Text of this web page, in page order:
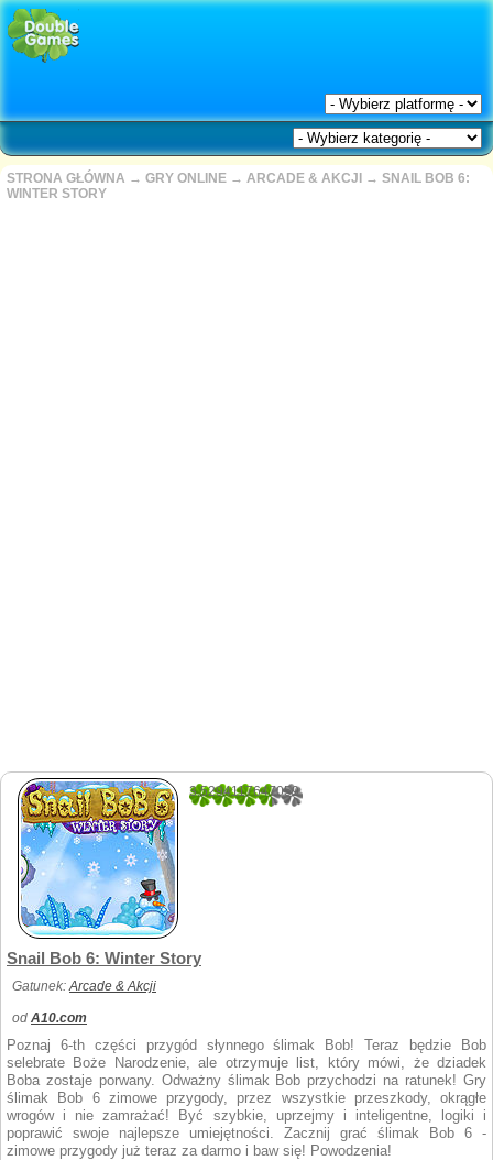
STRONA GŁÓWNA → GRY ONLINE → ARCADE & AKCJI → SNAIL BOB 6:
WINTER STORY
3.5294117647059
Snail Bob 6: Winter Story
Gatunek:Arcade & Akcji
od A10.com
Poznaj 6-th części przygód słynnego ślimak Bob! Teraz będzie Bob
selebrate Boże Narodzenie, ale otrzymuje list, który mówi, że dziadek
Boba zostaje porwany. Odważny ślimak Bob przychodzi na ratunek! Gry
ślimak Bob 6 zimowe przygody, przez wszystkie przeszkody, okrągłe
wrogów i nie zamrażać! Być szybkie, uprzejmy i inteligentne, logiki i
poprawić swoje najlepsze umiejętności. Zacznij grać ślimak Bob 6 -
zimowe przygody już teraz za darmo i baw się! Powodzenia!